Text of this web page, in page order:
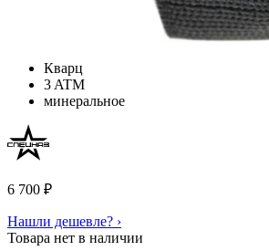
Кварц
3 ATM
минеральное
6 700 ₽
Нашли дешевле? ›
Товара нет в наличии